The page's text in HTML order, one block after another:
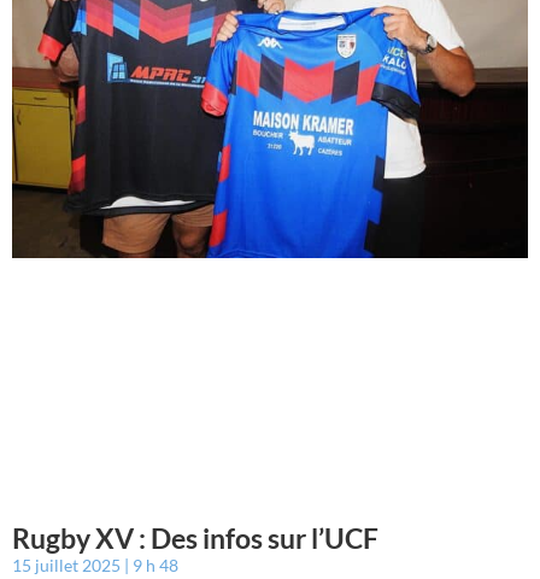
Rugby XV : Des infos sur l’UCF
15 juillet 2025 9 h 48